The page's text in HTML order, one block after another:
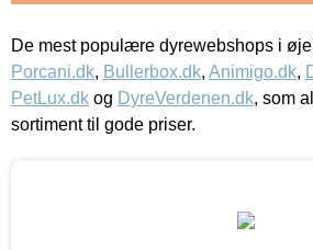
De mest populære dyrewebshops i
Porcani.dk, Bullerbox.dk, Animigo.dk,
PetLux.dk og DyreVerdenen.dk, som
sortiment til gode priser.